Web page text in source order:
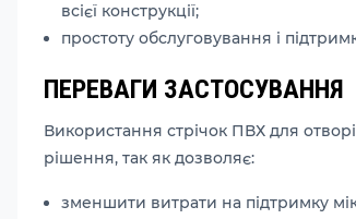
всієї конструкції;
простоту обслуговування і
ПЕРЕВАГИ ЗАСТОСУВАННЯ
Використання стрічок ПВХ для
рішення, так як дозволяє:
зменшити витрати на підтримку